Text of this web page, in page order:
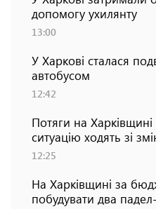
допомогу ухилянту
13:00
У Харкові сталася
автобусом
12:42
Потяги на
ситуацію ходять зі
12:25
На Харківщині за
побудувати два